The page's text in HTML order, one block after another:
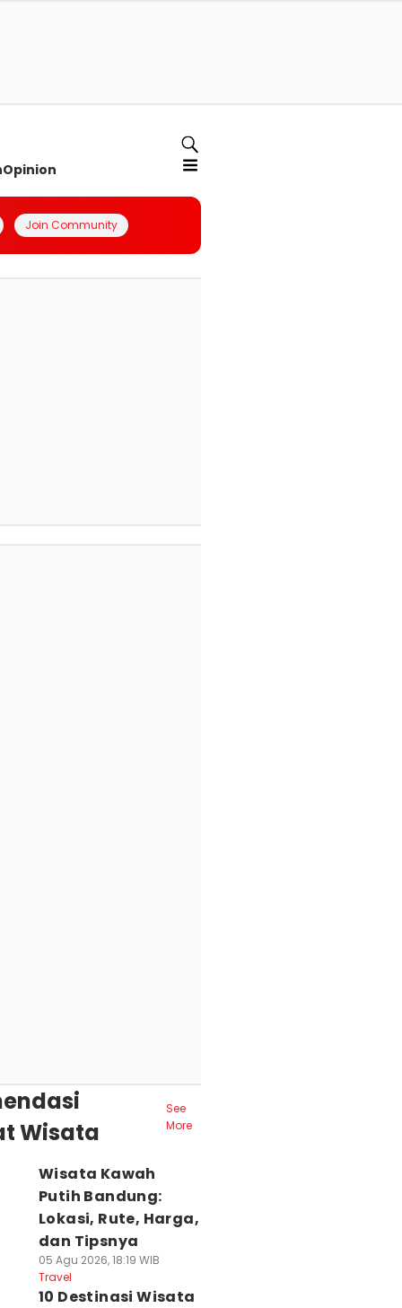
Opinion
Join Community
Wisata
See
More
Wisata Kawah
Putih Bandung:
Lokasi, Rute, Harga,
dan Tipsnya
05 Agu 2026, 18:19 WIB
Travel
10 Destinasi Wisata